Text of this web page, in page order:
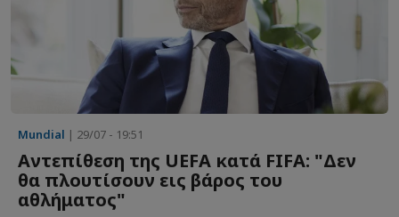
Mundial | 29/07 - 19:51
Αντεπίθεση της UEFA κατά FIFA: "Δεν
θα πλουτίσουν εις βάρος του
αθλήματος"